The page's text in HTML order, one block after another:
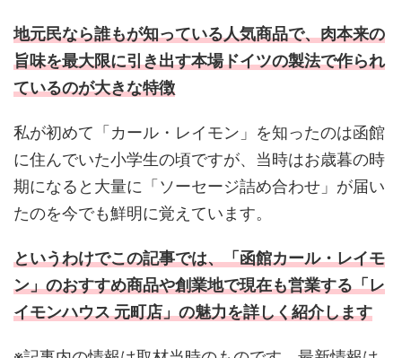
地元民なら誰もが知っている人気商品で、肉本来の
旨味を最大限に引き出す本場ドイツの製法で作られ
ているのが大きな特徴
私が初めて「カール・レイモン」を知ったのは函館
に住んでいた小学生の頃ですが、当時はお歳暮の時
期になると大量に「ソーセージ詰め合わせ」が届い
たのを今でも鮮明に覚えています。
というわけでこの記事では、「函館カール・レイモ
ン」のおすすめ商品や創業地で現在も営業する「レ
イモンハウス 元町店」の魅力を詳しく紹介します